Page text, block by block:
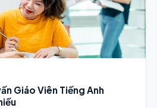
Giáo Viên Tiếng Anh